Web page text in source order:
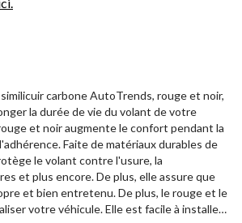
carbone AutoTrends, rouge et noir,
la durée de vie du volant de votre
et noir augmente le confort pendant la
Faite de matériaux durables de
le volant contre l'usure, la
et plus encore. De plus, elle assure que
et bien entretenu. De plus, le rouge et le
votre véhicule. Elle est facile à installer